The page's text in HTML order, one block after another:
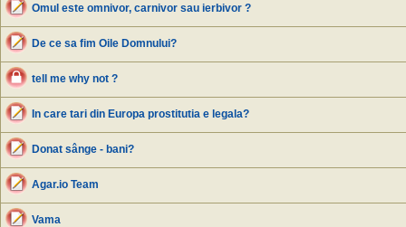
Omul este omnivor, carnivor sau ierbivor ?
De ce sa fim Oile Domnului?
tell me why not ?
In care tari din Europa prostitutia e legala?
Donat sânge - bani?
Agar.io Team
Vama